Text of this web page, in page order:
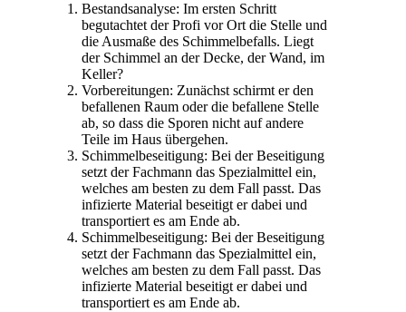
Bestandsanalyse: Im ersten Schritt
begutachtet der Profi vor Ort die Stelle und
die Ausmaße des Schimmelbefalls. Liegt
der Schimmel an der Decke, der Wand, im
Keller?
Vorbereitungen: Zunächst schirmt er den
befallenen Raum oder die befallene Stelle
ab, so dass die Sporen nicht auf andere
Teile im Haus übergehen.
Schimmelbeseitigung: Bei der Beseitigung
setzt der Fachmann das Spezialmittel ein,
welches am besten zu dem Fall passt. Das
infizierte Material beseitigt er dabei und
transportiert es am Ende ab.
Schimmelbeseitigung: Bei der Beseitigung
setzt der Fachmann das Spezialmittel ein,
welches am besten zu dem Fall passt. Das
infizierte Material beseitigt er dabei und
transportiert es am Ende ab.